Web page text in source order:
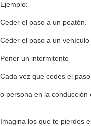
Ejemplo:
Ceder el paso a un peatón.
Ceder el paso a un vehículo
Poner un intermitente
Cada vez que cedes el
o persona en la conducción
Imagina los que te pierdes